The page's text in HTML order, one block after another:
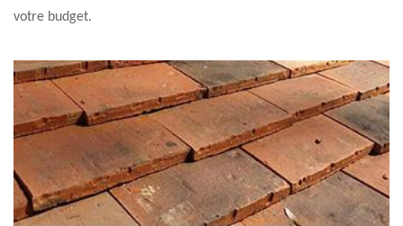
votre budget.